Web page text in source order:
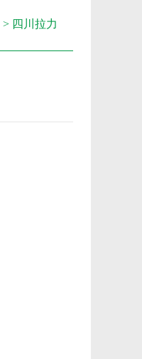
> 四川拉力